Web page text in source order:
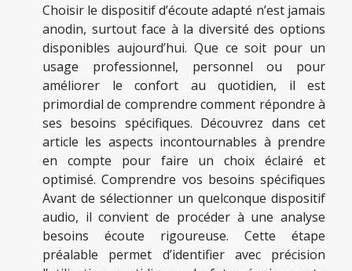
Choisir le dispositif d’écoute adapté n’est jamais
anodin, surtout face à la diversité des options
disponibles aujourd’hui. Que ce soit pour un
usage professionnel, personnel ou pour
améliorer le confort au quotidien, il est
primordial de comprendre comment répondre à
ses besoins spécifiques. Découvrez dans cet
article les aspects incontournables à prendre
en compte pour faire un choix éclairé et
optimisé. Comprendre vos besoins spécifiques
Avant de sélectionner un quelconque dispositif
audio, il convient de procéder à une analyse
besoins écoute rigoureuse. Cette étape
préalable permet d’identifier avec précision